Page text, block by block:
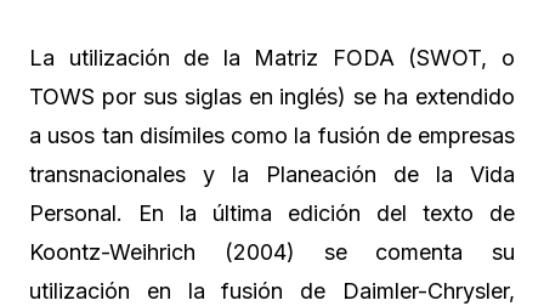
La utilización de la Matriz FODA (SWOT, o
TOWS por sus siglas en inglés) se ha extendido
a usos tan disímiles como la fusión de empresas
transnacionales y la Planeación de la Vida
Personal. En la última edición del texto de
Koontz-Weihrich (2004) se comenta su
utilización en la fusión de Daimler-Chrysler,